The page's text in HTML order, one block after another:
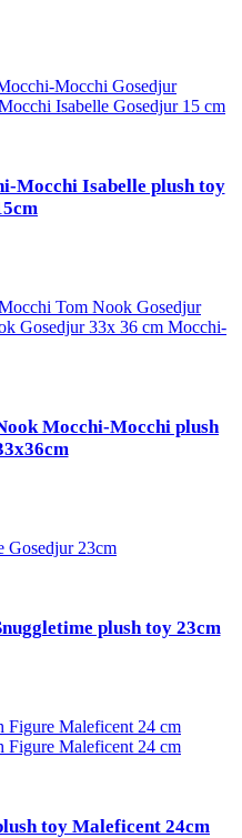
Mocchi Isabelle plush toy
Mocchi-Mocchi plush
plush toy 23cm
toy Maleficent 24cm